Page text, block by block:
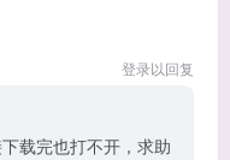
登录以回复
载完也打不开，求助